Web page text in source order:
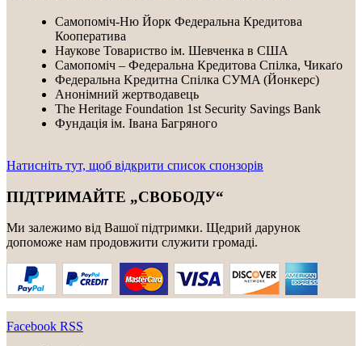
Самопоміч-Ню Йорк Федеральна Кредитова
Кооператива
Наукове Товариство ім. Шевченка в США
Самопоміч – Федеральна Кредитова Спілка, Чикаґо
Федеральнa Kредитнa Спілка CУMA (Йонкерс)
Анонімний жертводавець
The Heritage Foundation 1st Security Savings Bank
Фундація ім. Івана Багряного
Натисніть тут, щоб відкрити список спонзорів
ПІДТРИМАЙТЕ „СВОБОДУ“
Ми залежимо від Вашої підтримки. Щедрий дарунок
допоможе нам продовжити служити громаді.
Facebook RSS